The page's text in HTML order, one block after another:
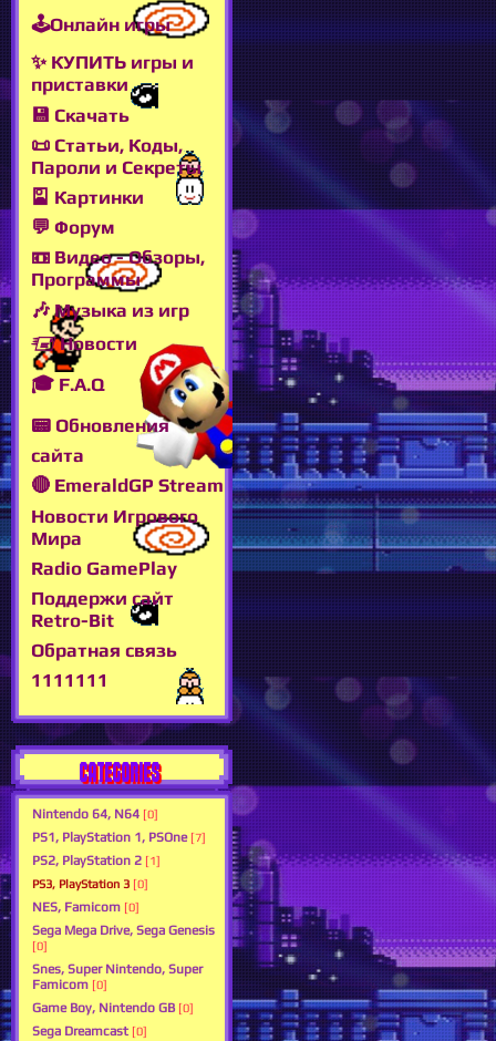
🕹Онлайн игры
✨ КУПИТЬ игры и
приставки
💾 Скачать
📜 Статьи, Коды,
Пароли и Секреты
🎴 Картинки
💬 Форум
📼 Видео - Обзоры,
Программы
🎶 Музыка из игр
🖅 Новости
🎓 F.A.Q
📟 Обновления
сайта
🔴 EmeraldGP Stream
Новости Игрового
Мира
Radio GamePlay
Поддержи сайт
Retro-Bit
Обратная связь
1111111
CATEGORIES
Nintendo 64, N64 [0]
PS1, PlayStation 1, PSOne [7]
PS2, PlayStation 2 [1]
PS3, PlayStation 3 [0]
NES, Famicom [0]
Sega Mega Drive, Sega Genesis
[0]
Snes, Super Nintendo, Super
Famicom [0]
Game Boy, Nintendo GB [0]
Sega Dreamcast [0]